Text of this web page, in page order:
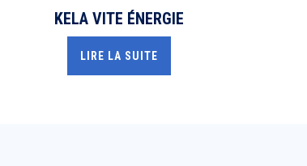
KELA VITE ÉNERGIE
LIRE LA SUITE